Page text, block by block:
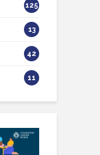
125
13
42
11